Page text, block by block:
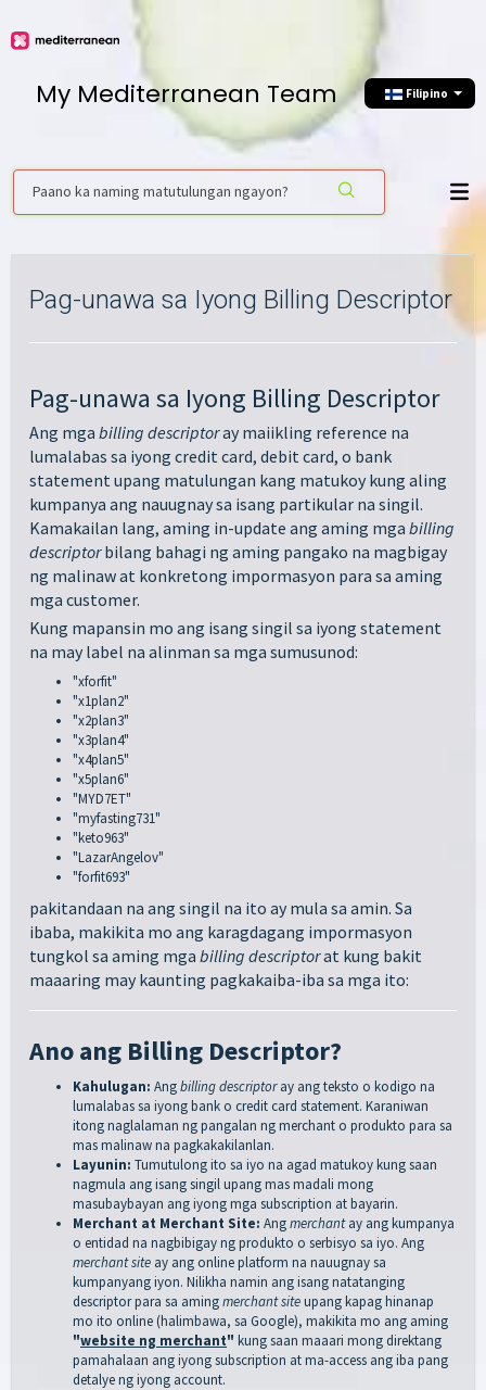
My Mediterranean Team Filipino
Pag-unawa sa Iyong Billing Descriptor
Pag-unawa sa Iyong Billing Descriptor
Ang mga billing descriptoray maiikling reference na
lumalabas sa iyong credit card, debit card, o bank
statement upang matulungan kang matukoy kung aling
kumpanya ang nauugnay sa isang partikular na singil.
Kamakailan lang, aming in-update ang aming mga billing
descriptorbilang bahagi ng aming pangako na magbigay
ng malinaw at konkretong impormasyon para sa aming
mga customer.
Kung mapansin mo ang isang singil sa iyong statement
na may label na alinman sa mga sumusunod:
"xforfit"
"x1plan2"
"x2plan3"
"x3plan4"
"x4plan5"
"x5plan6"
"MYD7ET"
"myfasting731"
"keto963"
"LazarAngelov"
"forfit693"
pakitandaan na ang singil na ito ay mula sa amin. Sa
ibaba, makikita mo ang karagdagang impormasyon
tungkol sa aming mga billing descriptorat kung bakit
maaaring may kaunting pagkakaiba-iba sa mga ito:
Ano ang Billing Descriptor?
Kahulugan: Angbilling descriptoray ang teksto o kodigo na
lumalabas sa iyong bank o credit card statement. Karaniwan
itong naglalaman ng pangalan ng merchant o produkto para sa
mas malinaw na pagkakakilanlan.
Layunin: Tumutulong ito sa iyo na agad matukoy kung saan
nagmula ang isang singil upang mas madali mong
masubaybayan ang iyong mga subscription at bayarin.
Merchant at Merchant Site: Angmerchantay ang kumpanya
o entidad na nagbibigay ng produkto o serbisyo sa iyo. Ang
merchant site ay ang online platform na nauugnay sa
kumpanyang iyon. Nilikha namin ang isang natatanging
descriptor para sa amingmerchant siteupang kapag hinanap
mo ito online (halimbawa, sa Google), makikita mo ang aming
"website ng merchant" kung saan maaari mong direktang
pamahalaan ang iyong subscription at ma-access ang iba pang
detalye ng iyong account.